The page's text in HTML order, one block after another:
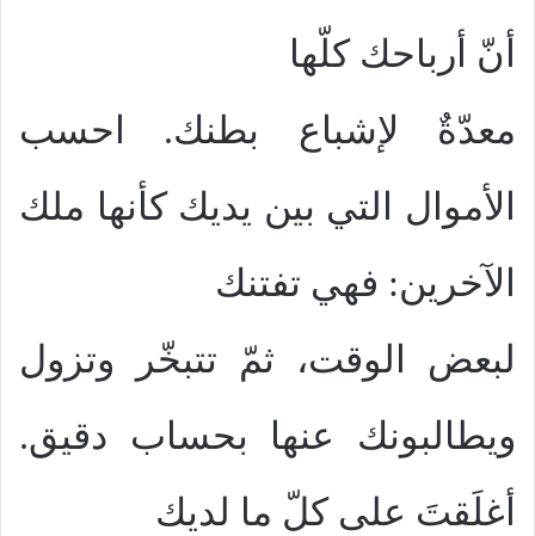
أنّ أرباحك كلّها
معدّةٌ لإشباع بطنك. احسب
الأموال التي بين يديك كأنها ملك
الآخرين: فهي تفتنك
لبعض الوقت، ثمّ تتبخّر وتزول
ويطالبونك عنها بحساب دقيق.
أغلَقتَ على كلّ ما لديك